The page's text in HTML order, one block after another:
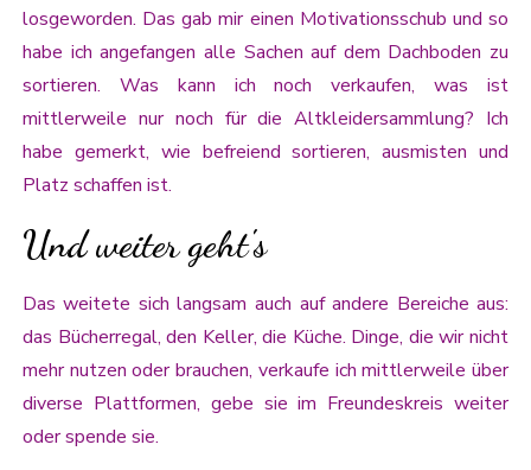
losgeworden. Das gab mir einen Motivationsschub und so
habe ich angefangen alle Sachen auf dem Dachboden zu
sortieren. Was kann ich noch verkaufen, was ist
mittlerweile nur noch für die Altkleidersammlung? Ich
habe gemerkt, wie befreiend sortieren, ausmisten und
Platz schaffen ist.
Und weiter geht's
Das weitete sich langsam auch auf andere Bereiche aus:
das Bücherregal, den Keller, die Küche. Dinge, die wir nicht
mehr nutzen oder brauchen, verkaufe ich mittlerweile über
diverse Plattformen, gebe sie im Freundeskreis weiter
oder spende sie.